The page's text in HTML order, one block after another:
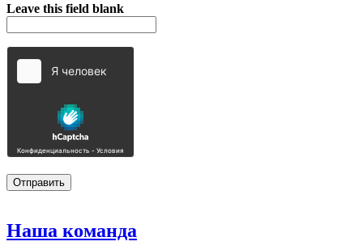
Leave this field blank
Наша команда